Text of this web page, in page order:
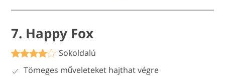
7. Happy Fox
Sokoldalú
Tömeges műveleteket hajthat végre